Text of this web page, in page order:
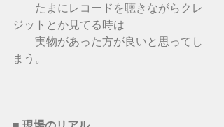
たまにレコードを聴きながらクレ
ジットとか見てる時は
実物があった方が良いと思ってし
まう。
ｰｰｰｰｰｰｰｰｰｰｰｰｰｰｰｰ